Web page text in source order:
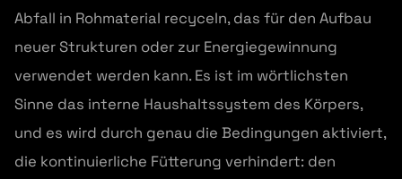
Abfall in Rohmaterial recyceln, das für den Aufbau
neuer Strukturen oder zur Energiegewinnung
verwendet werden kann. Es ist im wörtlichsten
Sinne das interne Haushaltssystem des Körpers,
und es wird durch genau die Bedingungen aktiviert,
die kontinuierliche Fütterung verhindert: den